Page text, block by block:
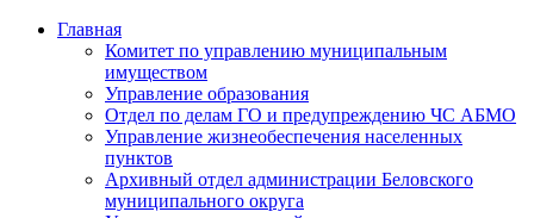
Главная
Комитет по управлению муниципальным
имуществом
Управление образования
Отдел по делам ГО и предупреждению ЧС АБМО
Управление жизнеобеспечения населенных
пунктов
Архивный отдел администрации Беловского
муниципального округа